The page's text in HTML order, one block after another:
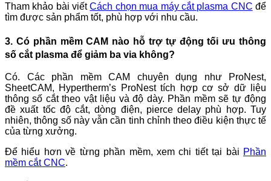
Tham khảo bài viếtCách chọn mua máy cắt plasma CNC để
tìm được sản phẩm tốt, phù hợp với nhu cầu.
3. Có phần mềm CAM nào hỗ trợ tự động tối ưu thông
số cắt plasma để giảm ba via không?
Có. Các phần mềm CAM chuyên dụng như ProNest,
SheetCAM, Hypertherm’s ProNest tích hợp cơ sở dữ liệu
thông số cắt theo vật liệu và độ dày. Phần mềm sẽ tự động
đề xuất tốc độ cắt, dòng điện, pierce delay phù hợp. Tuy
nhiên, thông số này vẫn cần tinh chỉnh theo điều kiện thực tế
của từng xưởng.
Để hiểu hơn về từng phần mềm, xem chi tiết tại bài Phần
mềm cắt CNC.